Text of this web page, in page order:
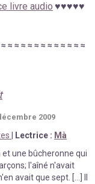
livre audio ♥♥♥♥♥
≈ ≈ ≈ ≈ ≈ ≈ ≈ ≈ ≈ ≈ ≈ ≈ ≈
2009
Lectrice : Mà
et une bûcheronne qui
l'aîné n'avait
avait que sept. [...] Il